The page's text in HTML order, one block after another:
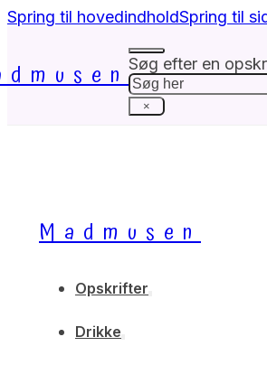
Spring til hovedindholdSpring til
Søg efter en
Søg
×
Madmusen
Opskrifter
Drikke